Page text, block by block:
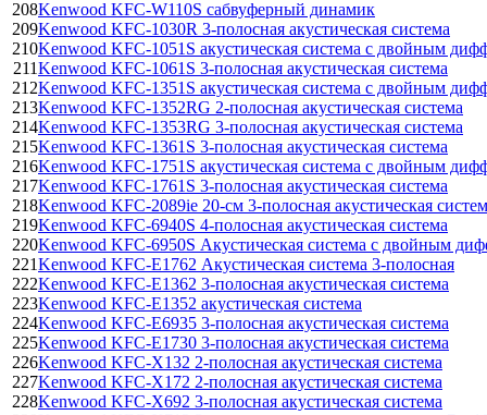
208Kenwood KFC-W110S сабвуферный динамик
209Kenwood KFC-1030R 3-полосная акустическая система
210Kenwood KFC-1051S акустическая система с двойным
211Kenwood KFC-1061S 3-полосная акустическая система
212Kenwood KFC-1351S акустическая система с двойным
213Kenwood KFC-1352RG 2-полосная акустическая система
214Kenwood KFC-1353RG 3-полосная акустическая система
215Kenwood KFC-1361S 3-полосная акустическая система
216Kenwood KFC-1751S акустическая система с двойным
217Kenwood KFC-1761S 3-полосная акустическая система
218Kenwood KFC-2089ie 20-см 3-полосная акустическая
219Kenwood KFC-6940S 4-полосная акустическая система
220Kenwood KFC-6950S Акустическая система с двойным
221Kenwood KFC-E1762 Акустическая система 3-полосная
222Kenwood KFC-E1362 3-полосная акустическая система
223Kenwood KFC-E1352 акустическая система
224Kenwood KFC-E6935 3-полосная акустическая система
225Kenwood KFC-E1730 3-полосная акустическая система
226Kenwood KFC-X132 2-полосная акустическая система
227Kenwood KFC-X172 2-полосная акустическая система
228Kenwood KFC-X692 3-полосная акустическая система